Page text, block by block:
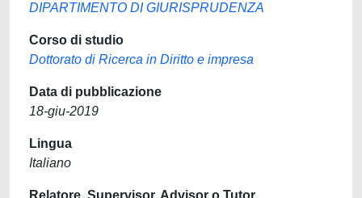
DIPARTIMENTO DI GIURISPRUDENZA
Corso di studio
Dottorato di Ricerca in Diritto e impresa
Data di pubblicazione
18-giu-2019
Lingua
Italiano
Relatore, Supervisor, Advisor o Tutor